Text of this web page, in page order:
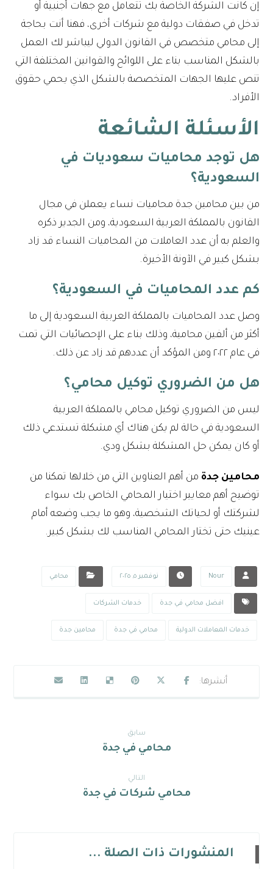
إن كانت الشركة الخاصة بك تتعامل مع جهات أجنبية أو
تدخل في صفقات دولية مع شركات أخرى، فهنا أنت بحاجة
إلى محامي متخصص في القانون الدولي ليباشر لك العمل
بالشكل المناسب بناء على اللوائح والقوانين المختلفة التي
تنص عليها الجهات المتخصصة بالشكل الذي يحمي حقوق
الأفراد.
الأسئلة الشائعة
هل توجد محاميات سعوديات في
السعودية؟
من بين محامين جدة محاميات نساء يعملن في مجال
القانون بالمملكة العربية السعودية، ومن الجدير ذكره
والعلم به أن عدد العاملات من المحاميات النساء قد زاد
بشكل كبير في الآونة الأخيرة.
كم عدد المحاميات في السعودية؟
وصل عدد المحاميات بالمملكة العربية السعودية إلى ما
أكثر من ألفين محامية، وذلك بناء على الإحصائيات التي تمت
في عام ٢٠٢٢ ومن المؤكد أن عددهم قد زاد عن ذلك.
هل من الضروري توكيل محامي؟
ليس من الضروري توكيل محامي بالمملكة العربية
السعودية في حالة لم يكن هناك أي مشكلة تستدعي ذلك
أو كان يمكن حل المشكلة بشكل ودي.
محامين جدة من أهم العناوين التي من خلالها تمكنا من
توضيح أهم معايير اختيار المحامي الخاص بك سواء
لشركتك أو لحياتك الشخصية، وهو ما يجب وضعه أمام
عينيك حتى تختار المحامي المناسب لك بشكل كبير.
Nour نوفمبر ٥, ٢٠٢٥ محامي
افضل محامي في جدة خدمات الشركات
خدمات المعاملات الدولية محامي في جدة محامين جدة
سابق
محامي في جدة
التالي
محامي شركات في جدة
المنشورات ذات الصلة ...